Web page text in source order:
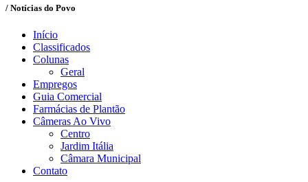
/ Notícias do Povo
Início
Classificados
Colunas
Geral
Empregos
Guia Comercial
Farmácias de Plantão
Câmeras Ao Vivo
Centro
Jardim Itália
Câmara Municipal
Contato